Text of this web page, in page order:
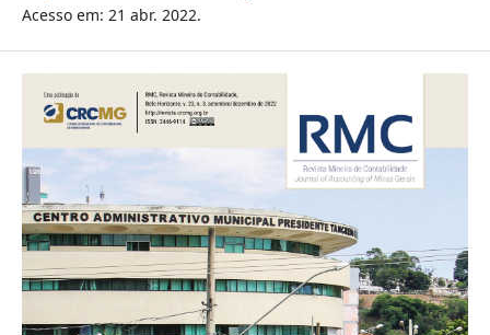
Acesso em: 21 abr. 2022.